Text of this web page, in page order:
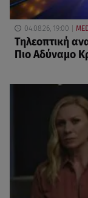
04.08.26, 19:00
Τηλεοπτική
Πιο Αδύναμο